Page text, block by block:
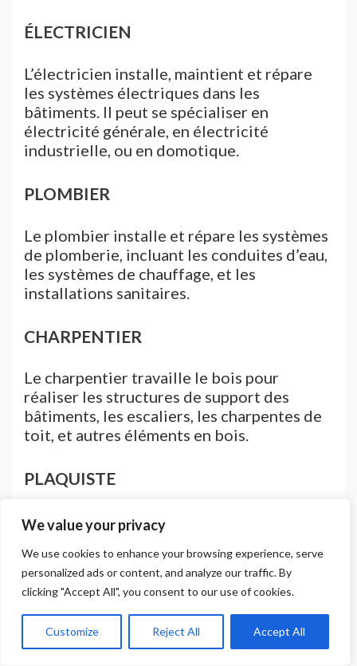
We value your privacy
We use cookies to enhance your browsing experience, serve
personalized ads or content, and analyze our traffic. By
clicking "Accept All", you consent to our use of cookies.
Customize Reject All Accept All
ÉLECTRICIEN
L’électricien installe, maintient et répare
les systèmes électriques dans les
bâtiments. Il peut se spécialiser en
électricité générale, en électricité
industrielle, ou en domotique.
PLOMBIER
Le plombier installe et répare les systèmes
de plomberie, incluant les conduites d’eau,
les systèmes de chauffage, et les
installations sanitaires.
CHARPENTIER
Le charpentier travaille le bois pour
réaliser les structures de support des
bâtiments, les escaliers, les charpentes de
toit, et autres éléments en bois.
PLAQUISTE
Le plaquiste installe et finit les cloisons, les
plafonds, et les revêtements intérieurs en
plaques de plâtre. Il maîtrise les techniques
de pose, de découpe, et de finition.
COUVREUR